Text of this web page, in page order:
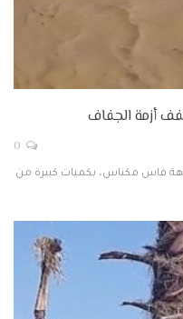
أزمة الجفاف
فاس مكناس، بكميات كبيرة من